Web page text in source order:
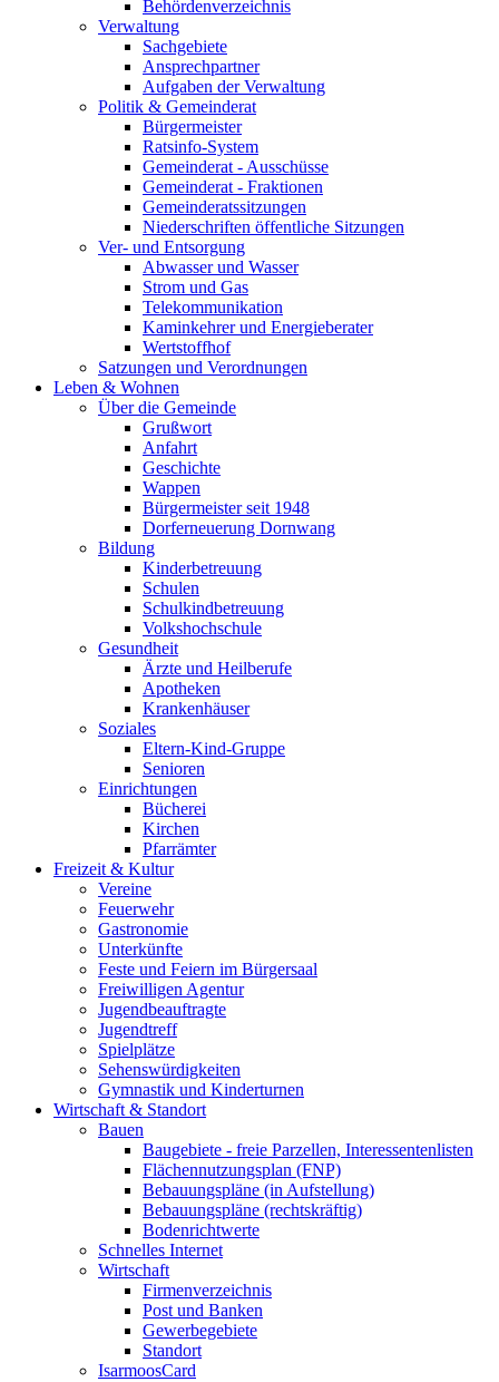
Behördenverzeichnis
Verwaltung
Sachgebiete
Ansprechpartner
Aufgaben der Verwaltung
Politik & Gemeinderat
Bürgermeister
Ratsinfo-System
Gemeinderat - Ausschüsse
Gemeinderat - Fraktionen
Gemeinderatssitzungen
Niederschriften öffentliche Sitzungen
Ver- und Entsorgung
Abwasser und Wasser
Strom und Gas
Telekommunikation
Kaminkehrer und Energieberater
Wertstoffhof
Satzungen und Verordnungen
Leben & Wohnen
Über die Gemeinde
Grußwort
Anfahrt
Geschichte
Wappen
Bürgermeister seit 1948
Dorferneuerung Dornwang
Bildung
Kinderbetreuung
Schulen
Schulkindbetreuung
Volkshochschule
Gesundheit
Ärzte und Heilberufe
Apotheken
Krankenhäuser
Soziales
Eltern-Kind-Gruppe
Senioren
Einrichtungen
Bücherei
Kirchen
Pfarrämter
Freizeit & Kultur
Vereine
Feuerwehr
Gastronomie
Unterkünfte
Feste und Feiern im Bürgersaal
Freiwilligen Agentur
Jugendbeauftragte
Jugendtreff
Spielplätze
Sehenswürdigkeiten
Gymnastik und Kinderturnen
Wirtschaft & Standort
Bauen
Baugebiete - freie Parzellen, Interessentenlisten
Flächennutzungsplan (FNP)
Bebauungspläne (in Aufstellung)
Bebauungspläne (rechtskräftig)
Bodenrichtwerte
Schnelles Internet
Wirtschaft
Firmenverzeichnis
Post und Banken
Gewerbegebiete
Standort
IsarmoosCard